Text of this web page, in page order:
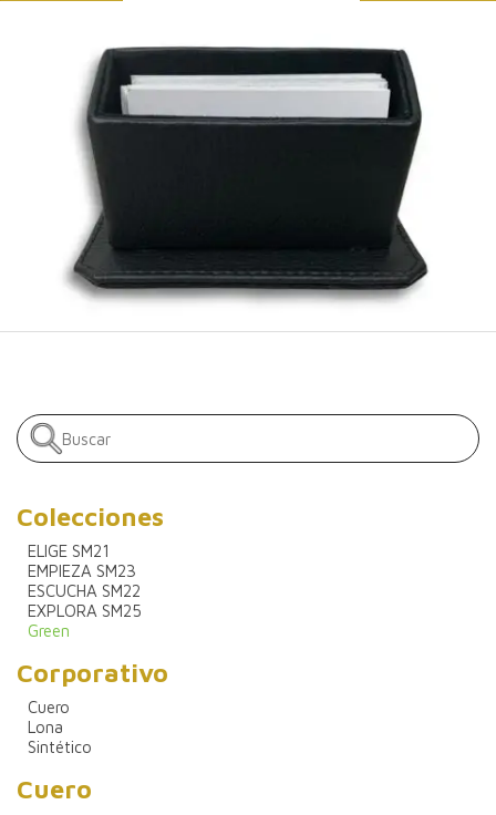
Colecciones
ELIGE SM21
EMPIEZA SM23
ESCUCHA SM22
EXPLORA SM25
Green
Corporativo
Cuero
Lona
Sintético
Cuero